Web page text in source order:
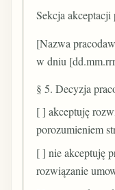
Sekcja
[Nazwa
w dniu
§ 5. Decyzja
[ ] akceptuję
porozumieniem
[ ] nie akceptuję
rozwiązanie